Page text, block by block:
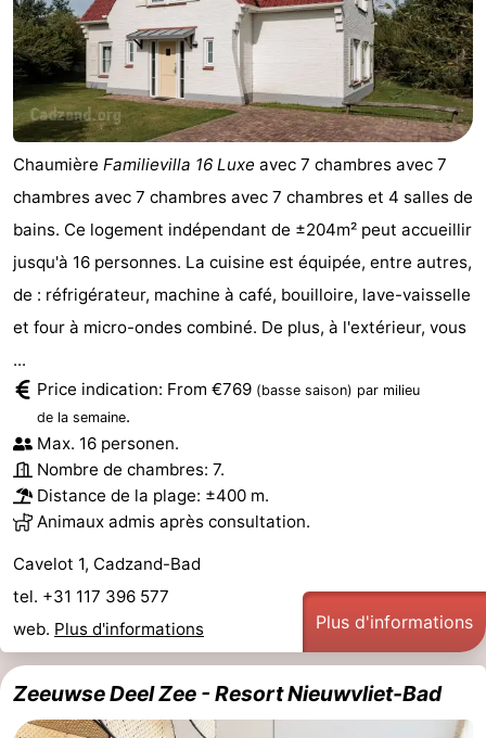
Chaumière Familievilla 16 Luxe avec 7 chambres avec 7
chambres avec 7 chambres avec 7 chambres et 4 salles de
bains. Ce logement indépendant de ±204m² peut accueillir
jusqu'à 16 personnes. La cuisine est équipée, entre autres,
de : réfrigérateur, machine à café, bouilloire, lave-vaisselle
et four à micro-ondes combiné. De plus, à l'extérieur, vous
...
Price indication: From €769 (basse saison) par milieu
de la semaine.
Max. 16 personen.
Nombre de chambres: 7.
Distance de la plage: ±400 m.
Animaux admis après consultation.
Cavelot 1, Cadzand-Bad
tel. +31 117 396 577
web. Plus d'informations Plus d'informations
Zeeuwse Deel Zee - Resort Nieuwvliet-Bad